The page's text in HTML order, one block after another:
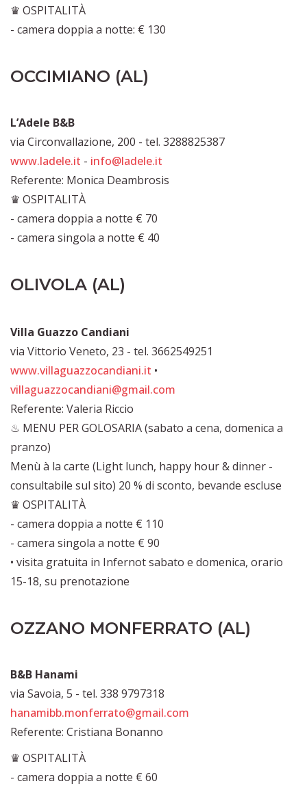
♛ OSPITALITÀ
- camera doppia a notte: € 130
OCCIMIANO (AL)
L’Adele B&B
via Circonvallazione, 200 - tel. 3288825387
www.ladele.it - info@ladele.it
Referente: Monica Deambrosis
♛ OSPITALITÀ
- camera doppia a notte € 70
- camera singola a notte € 40
OLIVOLA (AL)
Villa Guazzo Candiani
via Vittorio Veneto, 23 - tel. 3662549251
www.villaguazzocandiani.it •
villaguazzocandiani@gmail.com
Referente: Valeria Riccio
♨ MENU PER GOLOSARIA (sabato a cena, domenica a
pranzo)
Menù à la carte (Light lunch, happy hour & dinner -
consultabile sul sito) 20 % di sconto, bevande escluse
♛ OSPITALITÀ
- camera doppia a notte € 110
- camera singola a notte € 90
• visita gratuita in Infernot sabato e domenica, orario
15-18, su prenotazione
OZZANO MONFERRATO (AL)
B&B Hanami
via Savoia, 5 - tel. 338 9797318
hanamibb.monferrato@gmail.com
Referente: Cristiana Bonanno
♛ OSPITALITÀ
- camera doppia a notte € 60